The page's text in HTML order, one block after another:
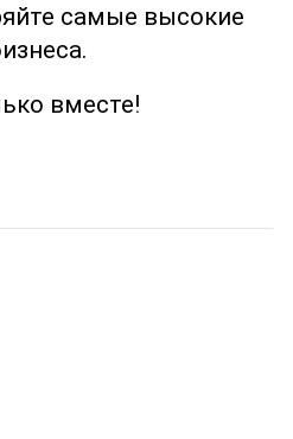
самые высокие
вместе!